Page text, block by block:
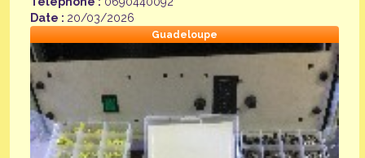
Date : 20/03/2026
Guadeloupe